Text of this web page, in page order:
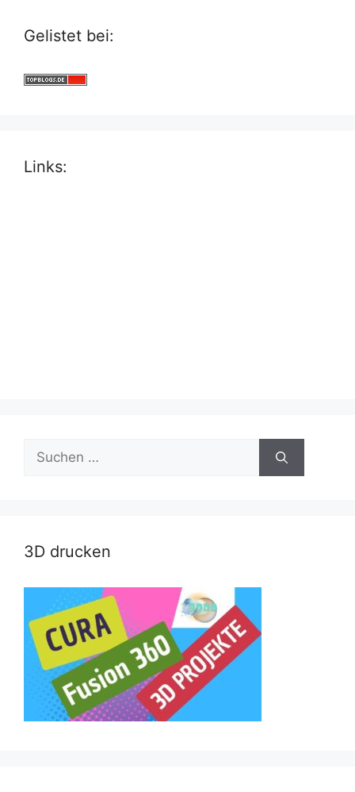
Gelistet bei:
Links:
Suche
nach:
3D drucken